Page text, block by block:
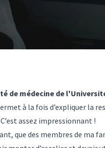
de médecine de
à la fois d’expliquer la
assez impressionnant !
que des membres de